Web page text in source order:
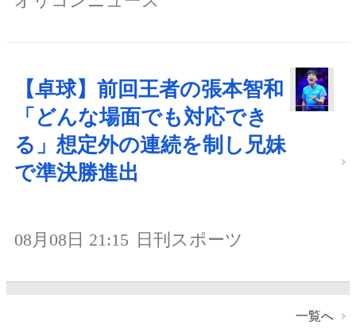
【卓球】前回王者の張本智和
「どんな場面でも対応でき
る」想定外の連続を制し兄妹
で準決勝進出
08月08日 21:15 日刊スポーツ
一覧へ